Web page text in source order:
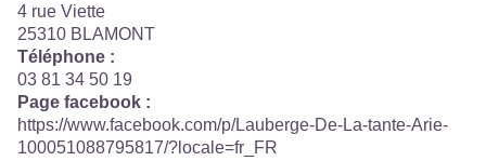
4 rue Viette
25310 BLAMONT
Téléphone :
03 81 34 50 19
Page facebook :
https://www.facebook.com/p/Lauberge-De-La-tante-Arie-
100051088795817/?locale=fr_FR